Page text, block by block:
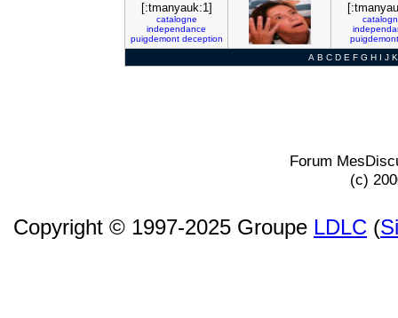
[:tmanyauk:1]
catalogne
independance
puigdemont deception
puigdemont
A B C D E F G H I J K
Forum
(c)
Copyright © 1997-2025 Groupe LDLC (